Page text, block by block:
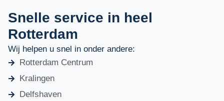
Snelle service in heel
Rotterdam
Wij helpen u snel in onder andere:
Rotterdam Centrum
Kralingen
Delfshaven